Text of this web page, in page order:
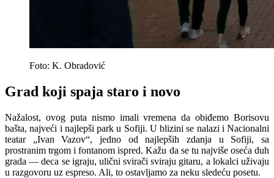
Foto: K. Obradović
Grad koji spaja staro i novo
Nažalost, ovog puta nismo imali vremena da obiđemo Borisovu
bašta, najveći i najlepši park u Sofiji. U blizini se nalazi i Nacionalni
teatar „Ivan Vazov“, jedno od najlepših zdanja u Sofiji, sa
prostranim trgom i fontanom ispred. Kažu da se tu najviše oseća duh
grada — deca se igraju, ulični svirači sviraju gitaru, a lokalci uživaju
u razgovoru uz espreso. Ali, to ostavljamo za neku sledeću posetu.